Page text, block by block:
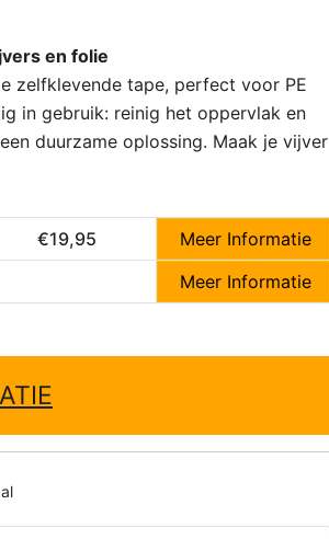
en folie
zelfklevende tape, perfect voor PE
in gebruik: reinig het oppervlak en
duurzame oplossing. Maak je vijver
€19,95
Meer Informatie
Meer Informatie